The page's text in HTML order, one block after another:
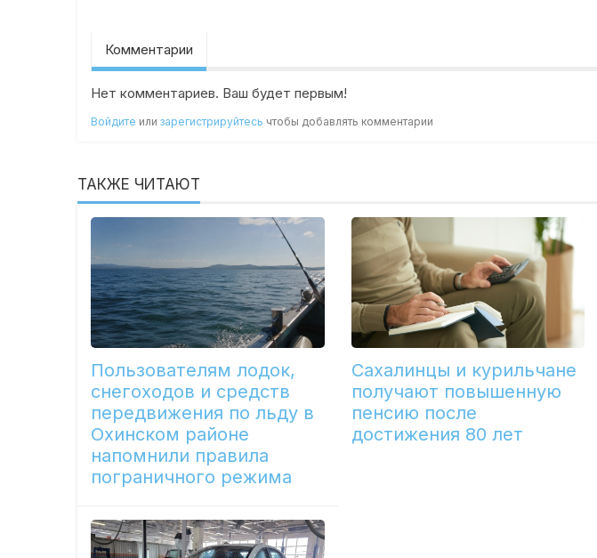
Комментарии
Нет комментариев. Ваш будет первым!
Войдите илизарегистрируйтесь чтобы добавлять комментарии
ТАКЖЕ ЧИТАЮТ
Пользователям лодок,
снегоходов и средств
передвижения по льду в
Охинском районе
напомнили правила
пограничного режима
Сахалинцы и курильчане
получают повышенную
пенсию после
достижения 80 лет